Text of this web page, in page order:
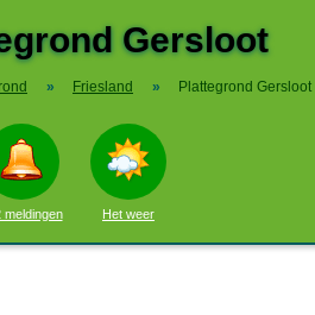
Gersloot
» Friesland » Plattegrond Gersloot
meldingen Het weer